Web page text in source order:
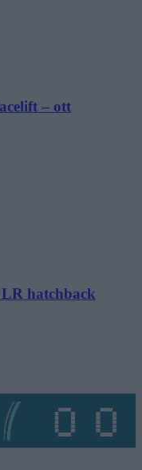
– ott
hatchback